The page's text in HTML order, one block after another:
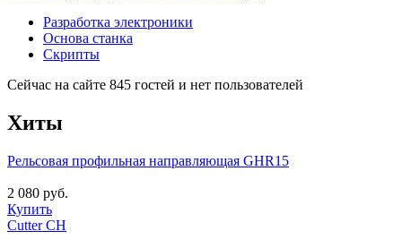
Разработка электроники
Основа станка
Скрипты
Сейчас на сайте 845 гостей и нет пользователей
Хиты
Рельсовая профильная направляющая GHR15
2 080 руб.
Купить
Cutter CH